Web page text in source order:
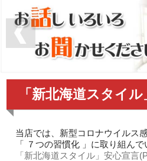
「新北海道スタイ
当店では、新型コロナウイルス
「 ７つの習慣化 」に取り組んで
「新北海道スタイル」安心宣言